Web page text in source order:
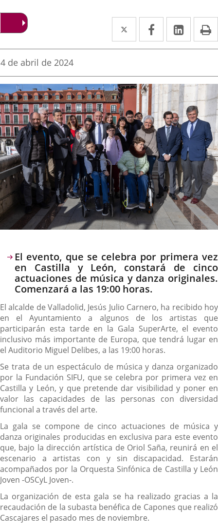
Twitter
Enlace
a
aplicación
externa.
Facebook
Enlace
a
aplicación
externa.
Enlace
a
Fecha
la
noticia
4 de abril de 2024
Descripción
El evento, que se celebra por primera vez
en Castilla y León, constará de cinco
actuaciones de música y danza originales.
Comenzará a las 19:00 horas.
El alcalde de Valladolid, Jesús Julio Carnero, ha recibido hoy
en el Ayuntamiento a algunos de los artistas que
participarán esta tarde en la Gala SuperArte, el evento
inclusivo más importante de Europa, que tendrá lugar en
el Auditorio Miguel Delibes, a las 19:00 horas.
Se trata de un espectáculo de música y danza organizado
por la Fundación SIFU, que se celebra por primera vez en
Castilla y León, y que pretende dar visibilidad y poner en
valor las capacidades de las personas con diversidad
funcional a través del arte.
La gala se compone de cinco actuaciones de música y
danza originales producidas en exclusiva para este evento
que, bajo la dirección artística de Oriol Saña, reunirá en el
escenario a artistas con y sin discapacidad. Estarán
acompañados por la Orquesta Sinfónica de Castilla y León
Joven -OSCyL Joven-.
La organización de esta gala se ha realizado gracias a la
recaudación de la subasta benéfica de Capones que realizó
Cascajares el pasado mes de noviembre.